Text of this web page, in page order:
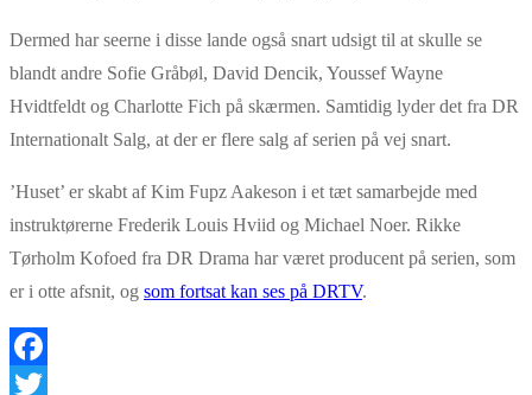
Dermed har seerne i disse lande også snart udsigt til at skulle se
blandt andre Sofie Gråbøl, David Dencik, Youssef Wayne
Hvidtfeldt og Charlotte Fich på skærmen. Samtidig lyder det fra DR
Internationalt Salg, at der er flere salg af serien på vej snart.
’Huset’ er skabt af Kim Fupz Aakeson i et tæt samarbejde med
instruktørerne Frederik Louis Hviid og Michael Noer. Rikke
Tørholm Kofoed fra DR Drama har været producent på serien, som
er i otte afsnit, og som fortsat kan ses på DRTV.
Facebook